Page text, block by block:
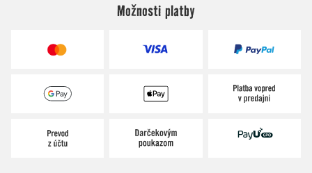
Možnosti platby